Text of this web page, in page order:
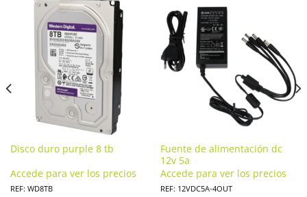
Disco duro purple 8 tb
Accede para ver los precios
REF: WD8TB
Fuente de alimentación dc
12v 5a
Accede para ver los precios
REF: 12VDC5A-4OUT